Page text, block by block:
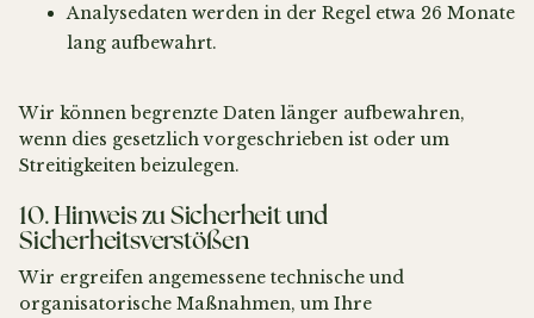
Analysedaten werden in der Regel etwa 26 Monate
lang aufbewahrt.
Wir können begrenzte Daten länger aufbewahren,
wenn dies gesetzlich vorgeschrieben ist oder um
Streitigkeiten beizulegen.
10. Hinweis zu Sicherheit und
Sicherheitsverstößen
Wir ergreifen angemessene technische und
organisatorische Maßnahmen, um Ihre